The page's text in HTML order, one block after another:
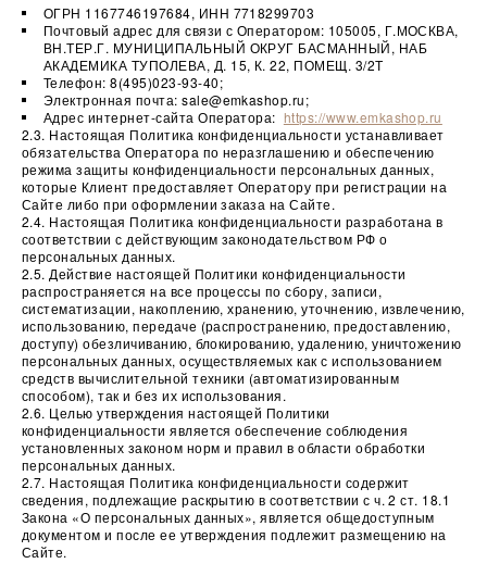
ОГРН 1167746197684, ИНН 7718299703
Почтовый адрес для связи с Оператором: 105005, Г.МОСКВА,
ВН.ТЕР.Г. МУНИЦИПАЛЬНЫЙ ОКРУГ БАСМАННЫЙ, НАБ
АКАДЕМИКА ТУПОЛЕВА, Д. 15, К. 22, ПОМЕЩ. 3/2Т
Телефон: 8(495)023-93-40;
Электронная почта: sale@emkashop.ru;
Адрес интернет-сайта Оператора: https://www.emkashop.ru
2.3. Настоящая Политика конфиденциальности устанавливает
обязательства Оператора по неразглашению и обеспечению
режима защиты конфиденциальности персональных данных,
которые Клиент предоставляет Оператору при регистрации на
Сайте либо при оформлении заказа на Сайте.
2.4. Настоящая Политика конфиденциальности разработана в
соответствии с действующим законодательством РФ о
персональных данных.
2.5. Действие настоящей Политики конфиденциальности
распространяется на все процессы по сбору, записи,
систематизации, накоплению, хранению, уточнению, извлечению,
использованию, передаче (распространению, предоставлению,
доступу) обезличиванию, блокированию, удалению, уничтожению
персональных данных, осуществляемых как с использованием
средств вычислительной техники (автоматизированным
способом), так и без их использования.
2.6. Целью утверждения настоящей Политики
конфиденциальности является обеспечение соблюдения
установленных законом норм и правил в области обработки
персональных данных.
2.7. Настоящая Политика конфиденциальности содержит
сведения, подлежащие раскрытию в соответствии с ч. 2 ст. 18.1
Закона «О персональных данных», является общедоступным
документом и после ее утверждения подлежит размещению на
Сайте.